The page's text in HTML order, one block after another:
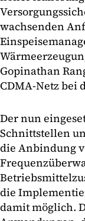
wachsenden
Gopinathan
CDMA-Netz bei
Der nun
Schnittstellen
die Anbindung
die
damit möglich.